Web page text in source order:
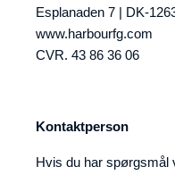
Esplanaden 7 | DK-
www.harbourfg.com
CVR. 43 86 36 06
Kontaktperson
Hvis du har spørgsmål